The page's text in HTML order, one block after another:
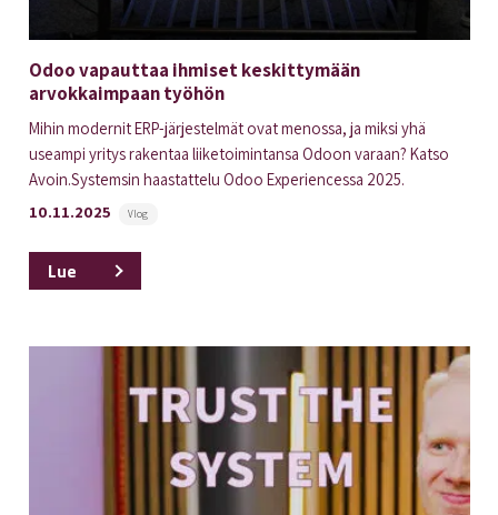
Odoo vapauttaa ihmiset keskittymään
arvokkaimpaan työhön
Mihin modernit ERP-järjestelmät ovat menossa, ja miksi yhä
useampi yritys rakentaa liiketoimintansa Odoon varaan? Katso
Avoin.Systemsin haastattelu Odoo Experiencessa 2025.
10.11.2025
Vlog
Lue